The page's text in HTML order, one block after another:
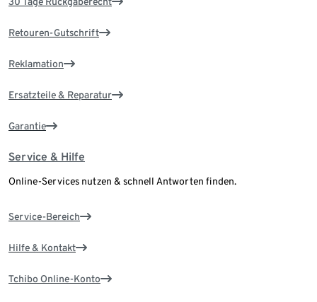
Retouren-Gutschrift
Reklamation
Ersatzteile & Reparatur
Garantie
Service & Hilfe
Online-Services nutzen & schnell Antworten finden.
Service-Bereich
Hilfe & Kontakt
Tchibo Online-Konto